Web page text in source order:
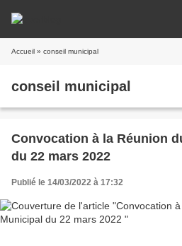
Accueil » conseil municipal
conseil municipal
Convocation à la Réunion
du 22 mars 2022
Publié le 14/03/2022 à 17:32